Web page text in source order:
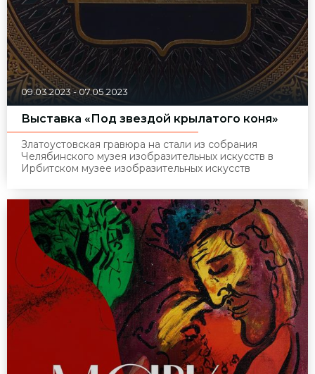
09.03.2023-07.05.2023
Выставка «Под звездой крылатого коня»
Златоустовская гравюра на стали из собрания
Челябинского музея изобразительных искусств в
Ирбитском музее изобразительных искусств